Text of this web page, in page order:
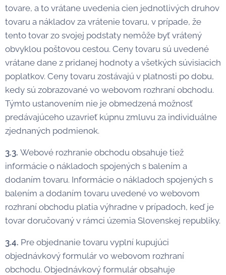
tovare, a to vrátane uvedenia cien jednotlivých druhov
tovaru a nákladov za vrátenie tovaru, v prípade, že
tento tovar zo svojej podstaty nemôže byť vrátený
obvyklou poštovou cestou. Ceny tovaru sú uvedené
vrátane dane z pridanej hodnoty a všetkých súvisiacich
poplatkov. Ceny tovaru zostávajú v platnosti po dobu,
kedy sú zobrazované vo webovom rozhraní obchodu.
Týmto ustanovením nie je obmedzená možnosť
predávajúceho uzavrieť kúpnu zmluvu za individuálne
zjednaných podmienok.
3.3. Webové rozhranie obchodu obsahuje tiež
informácie o nákladoch spojených s balením a
dodaním tovaru. Informácie o nákladoch spojených s
balením a dodaním tovaru uvedené vo webovom
rozhraní obchodu platia výhradne v prípadoch, keď je
tovar doručovaný v rámci územia Slovenskej republiky.
3.4. Pre objednanie tovaru vyplní kupujúci
objednávkový formulár vo webovom rozhraní
obchodu. Objednávkový formulár obsahuje